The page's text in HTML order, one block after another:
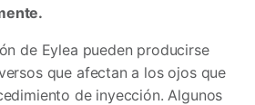
de Eylea pueden producirse
que afectan a los ojos que
de inyección. Algunos